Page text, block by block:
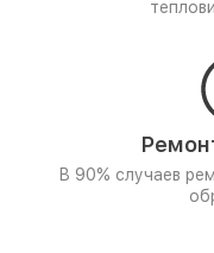
В 90% случаев